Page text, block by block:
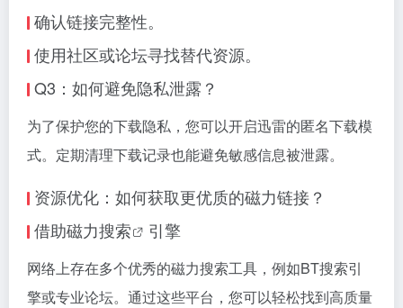
确认链接完整性。
使用社区或论坛寻找替代资源。
Q3：如何避免隐私泄露？
为了保护您的下载隐私，您可以开启迅雷的匿名下载模
式。定期清理下载记录也能避免敏感信息被泄露。
资源优化：如何获取更优质的磁力链接？
借助磁力搜索 引擎
网络上存在多个优秀的磁力搜索工具，例如BT搜索引
擎或专业论坛。通过这些平台，您可以轻松找到高质量